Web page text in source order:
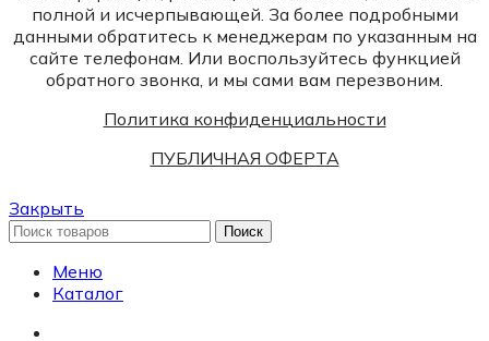
полной и исчерпывающей. За более подробными
данными обратитесь к менеджерам по указанным на
сайте телефонам. Или воспользуйтесь функцией
обратного звонка, и мы сами вам перезвоним.
Политика конфиденциальности
ПУБЛИЧНАЯ ОФЕРТА
Закрыть
Поиск
Меню
Каталог